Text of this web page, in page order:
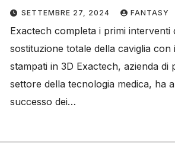
e 3D+
SETTEMBRE 27, 2024 FANTASY
Exactech completa i primi interventi
sostituzione totale della caviglia con
stampati in 3D Exactech, azienda di
settore della tecnologia medica, ha
successo dei…